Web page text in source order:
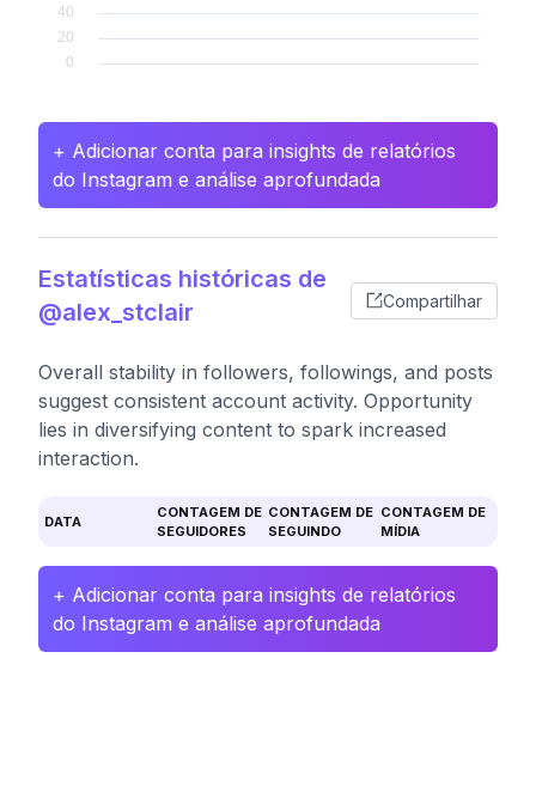
+ Adicionar conta para insights de relatórios
do Instagram e análise aprofundada
Estatísticas históricas de
@alex_stclair
Compartilhar
Overall stability in followers, followings, and posts
suggest consistent account activity. Opportunity
lies in diversifying content to spark increased
interaction.
DATA
CONTAGEM DE
SEGUIDORES
CONTAGEM DE
SEGUINDO
CONTAGEM DE
MÍDIA
+ Adicionar conta para insights de relatórios
do Instagram e análise aprofundada